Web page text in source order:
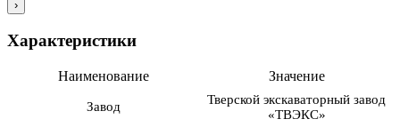
›
Характеристики
Наименование Значение
Завод
Тверской экскаваторный завод
«ТВЭКС»